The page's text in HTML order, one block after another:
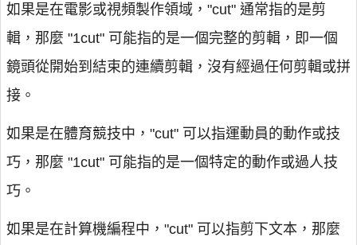
如果是在電影或視頻製作領域，"cut" 通常指的是剪
輯，那麼 "1cut" 可能指的是一個完整的剪輯，即一個
鏡頭從開始到結束的連續剪輯，沒有經過任何剪輯或拼
接。
如果是在體育競技中，"cut" 可以指運動員的動作或技
巧，那麼 "1cut" 可能指的是一個特定的動作或過人技
巧。
如果是在計算機編程中，"cut" 可以指剪下文本，那麼